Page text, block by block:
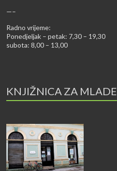
—–
Radno vrijeme:
Ponedjeljak – petak: 7,30 – 19,30
subota: 8,00 – 13,00
KNJIŽNICA ZA MLADE